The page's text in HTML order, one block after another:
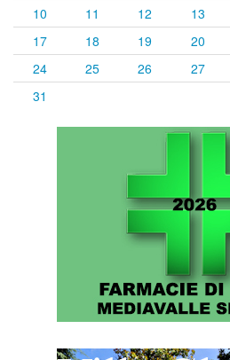
10
11 12 13
17
18 19 20
24
25 26 27
31